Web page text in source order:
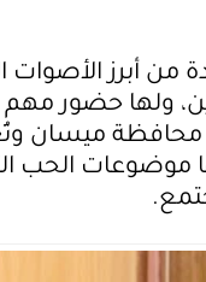
(1924–1993) هي واحدة من أبرز
ولها حضور
محافظة ميسان
موضوعات الحب